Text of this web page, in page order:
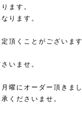
ます。
ります。
頂くことがございます
いませ。
曜にオーダー頂きまし
くださいませ。